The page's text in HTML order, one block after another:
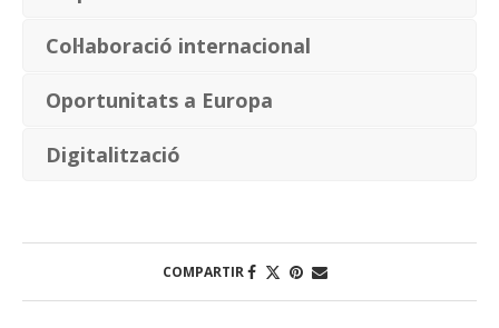
Col·laboració internacional
Oportunitats a Europa
Digitalització
COMPARTIR